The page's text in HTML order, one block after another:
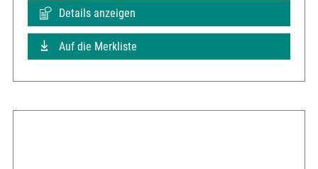
Details anzeigen
Auf die Merkliste